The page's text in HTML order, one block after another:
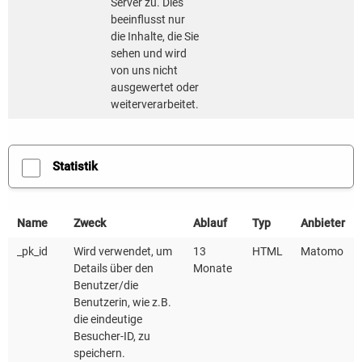
Landkreis Bodenseekreis
Stadt Ravensburg
Stadt Sigmaringen
Stadt Ulm
Landkreis Sigmaringen
Stadt Wangen im Allgäu
beeinflusst nur
die Inhalte, die Sie
sehen und wird
von uns nicht
ausgewertet oder
weiterverarbeitet.
Statistik
Name Zweck Ablauf Typ Anbieter
_pk_id
Wird verwendet, um
Details über den
Benutzer/die
Benutzerin, wie z.B.
die eindeutige
Besucher-ID, zu
speichern.
13
Monate
HTML Matomo